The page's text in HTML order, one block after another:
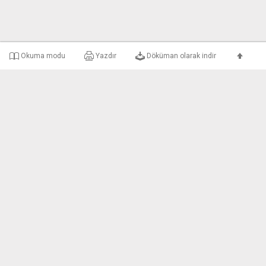
Okuma modu Yazdır Döküman olarak indir